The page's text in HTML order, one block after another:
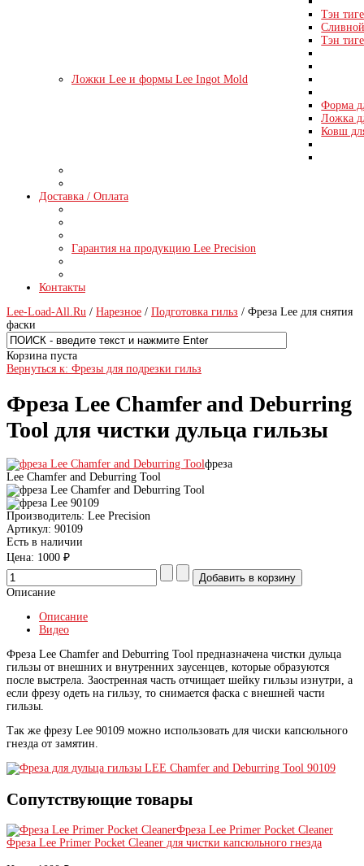
Тэн
Тэн
Ложки Lee и формы Lee Ingot Mold
Форма
Ложка
Ковш
Доставка / Оплата
Гарантия на продукцию Lee Precision
Контакты
Lee-Load-All.Ru / Нарезное / Подготовка гильз / Фреза Lee для снятия
фаски
Корзина пуста
Вернуться к: Фрезы для подрезки гильз
Фреза Lee Chamfer and Deburring
Tool для чистки дульца гильзы
фреза
Lee Chamfer and Deburring Tool
Производитель: Lee Precision
Артикул: 90109
Есть в наличии
Цена: 1000 ₽
Описание
Описание
Видео
Фреза Lee Chamfer and Deburring Tool предназначена чистки дульца
гильзы от внешних и внутренних заусенцев, которые образуются
после выстрела. Заостренная часть отчищает шейку гильзы изнутри, а
если фрезу одеть на гильзу, то снимается фаска с внешней части
гильзы.
Так же фрезу Lee 90109 можно использовать для чиски капсюльного
гнезда от замятин.
Сопутствующие товары
Фреза Lee Primer Pocket Cleaner
Фреза Lee Primer Pocket Cleaner для чистки капсюльного гнезда